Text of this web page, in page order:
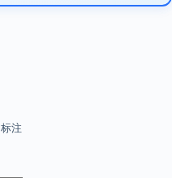
标注